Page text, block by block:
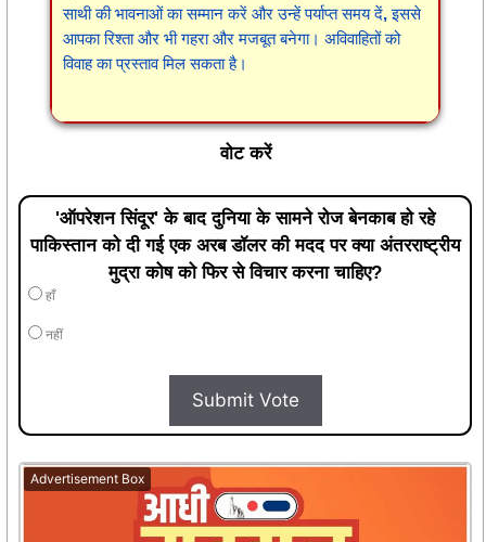
साथी की भावनाओं का सम्मान करें और उन्हें पर्याप्त समय दें, इससे
आपका रिश्ता और भी गहरा और मजबूत बनेगा। अविवाहितों को
विवाह का प्रस्ताव मिल सकता है।
वोट करें
'ऑपरेशन सिंदूर' के बाद दुनिया के सामने रोज बेनकाब हो रहे
पाकिस्तान को दी गई एक अरब डॉलर की मदद पर क्या अंतरराष्ट्रीय
मुद्रा कोष को फिर से विचार करना चाहिए?
हाँ
नहीं
Submit Vote
Advertisement Box